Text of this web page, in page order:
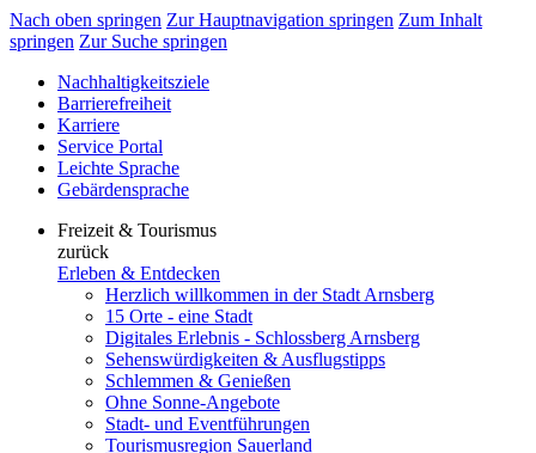
Nach oben springen Zur Hauptnavigation springen Zum Inhalt
springen Zur Suche springen
Nachhaltigkeitsziele
Barrierefreiheit
Karriere
Service Portal
Leichte Sprache
Gebärdensprache
Freizeit & Tourismus
zurück
Erleben & Entdecken
Herzlich willkommen in der Stadt Arnsberg
15 Orte - eine Stadt
Digitales Erlebnis - Schlossberg Arnsberg
Sehenswürdigkeiten & Ausflugstipps
Schlemmen & Genießen
Ohne Sonne-Angebote
Stadt- und Eventführungen
Tourismusregion Sauerland